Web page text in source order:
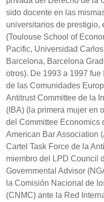
sido docente en las
universitarios de prestigio,
(Toulouse School of
Pacific, Universidad
Barcelona, Barcelona
otros). De 1993 a 1997
de las Comunidades
Antitrust Committee de la
(IBA) (la primera mujer en
del Committee Economics
American Bar Association
Cartel Task Force de la
miembro del LPD Council
Governmental Advisor
la Comisión Nacional de
(CNMC) ante la Red